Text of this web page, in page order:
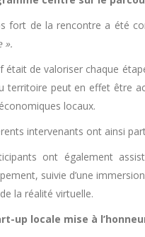
fort de la rencontre a été
».
était de valoriser chaque
territoire peut en effet être
locaux.
intervenants ont ainsi
ont également
suivie d’une
la réalité virtuelle.
up locale mise à